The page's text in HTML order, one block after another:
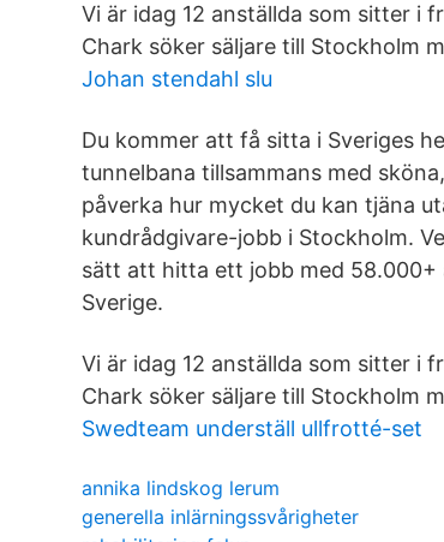
Vi är idag 12 anställda som sitter i
Chark söker säljare till Stockholm
Johan stendahl slu
Du kommer att få sitta i Sveriges
tunnelbana tillsammans med
påverka hur mycket du kan tjäna
kundrådgivare-jobb i Stockholm.
sätt att hitta ett jobb med 58.000+
Sverige.
Vi är idag 12 anställda som sitter i
Chark söker säljare till Stockholm
Swedteam underställ ullfrotté-set
annika lindskog lerum
generella inlärningssvårigheter